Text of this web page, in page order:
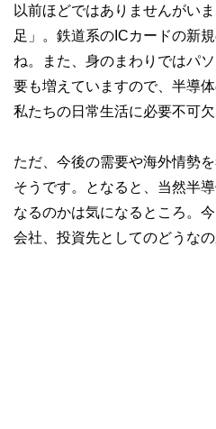
以前ほどではありませんがい
足」。鉄道系のICカードの新
ね。また、身のまわりではパ
要も増えていますので、半導
私たちの日常生活に必要不可
ただ、今後の需要や海外情勢
そうです。となると、当然半
なるのかは気になるところ。
会社、投資先としてのどうなの